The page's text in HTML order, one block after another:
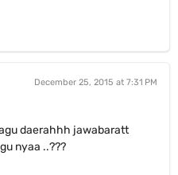
December 25, 2015 at 7:31 PM
daerahhh jawabaratt
nyaa ..???